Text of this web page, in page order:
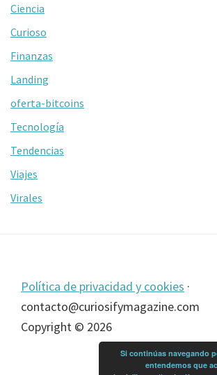
Ciencia
Curioso
Finanzas
Landing
oferta-bitcoins
Tecnología
Tendencias
Viajes
Virales
Footer
Política de privacidad y cookies ·
contacto@curiosifymagazine.com
Copyright © 2026
Si continúas navegando
entendemos que